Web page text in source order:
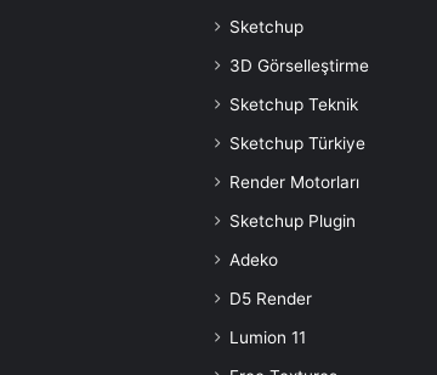
Sketchup
3D Görselleştirme
Sketchup Teknik
Sketchup Türkiye
Render Motorları
Sketchup Plugin
Adeko
D5 Render
Lumion 11